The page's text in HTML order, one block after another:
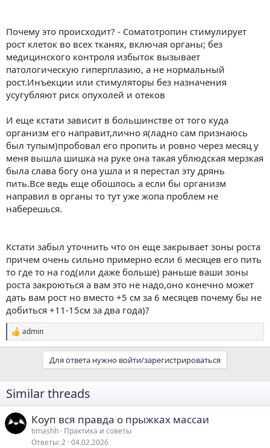
Почему это происходит? - Соматотропин стимулирует
рост клеток во всех тканях, включая органы; без
медицинского контроля избыток вызывает
патологическую гиперплазию, а не нормальный
рост.Инъекции или стимуляторы без назначения
усугубляют риск опухолей и отеков
И еще кстати зависит в большинстве от того куда
организм его направит,лично я(ладно сам признаюсь
был тупым)пробовал его пропить и ровно через месяц у
меня вышла шишка на руке она такая ублюдская мерзкая
была слава богу она ушла и я перестал эту дрянь
пить.Все ведь еще обошлось а если бы организм
направил в органы то тут уже жопа проблем не
наберешься.
Кстати забыл уточнить что он еще закрывает зоны роста
причем очень сильно примерно если 6 месяцев его пить
то где то на год(или даже больше) раньше ваши зоны
роста закроються а вам это не надо,оно конечно может
дать вам рост но вместо +5 см за 6 месяцев почему бы не
добиться +11-15см за два года)?
Р
е
и
и
admin
Для ответа нужно войти/зарегистрироваться
Similar threads
Коуп вся правда о прыжках массаи
timashh Практика и советы
Ответы 2 04.02.2026